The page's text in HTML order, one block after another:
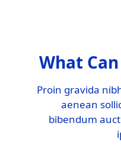
What
Proin gravida
aenean
bibendum